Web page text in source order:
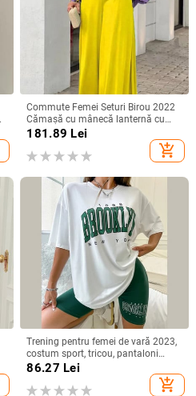
Commute Femei Seturi Birou 2022
Cămașă cu mânecă lanternă cu
rever nasturi + buzunare Costume
cu pantaloni drepte Primăvara vară
Set imprimat la modă
181.89 Lei
add_shopping_cart
Trening pentru femei de vară 2023,
costum sport, tricou, pantaloni
scurți, set 2 piese, tricou cu
imprimeu Brooklyn, pantaloni scurți
pentru femei, ținute sport
86.27 Lei
add_shopping_cart